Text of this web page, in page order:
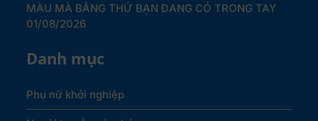
MÀU MÀ BẰNG THỨ BẠN ĐANG CÓ TRONG TAY
01/08/2026
Danh mục
Phụ nữ khởi nghiệp